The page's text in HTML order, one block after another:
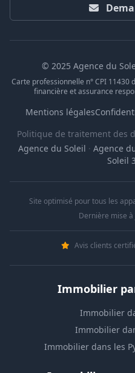
© 2025 Agence du
Carte professionnelle n° CPI 11430
financière et assurance
Mentions légales
Politique de traitement des
Agence du Soleil · Agence
Soleil
Site optimisé pour tous les
Dernière mise
Avis clients
Immobilier
Immobilier
Immobilier
Immobilier dans les